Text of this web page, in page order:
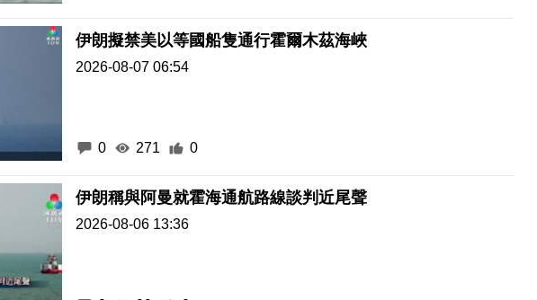
伊朗擬禁美以等國船隻通行霍爾木茲海峽
2026-08-07 06:54
0 271 0
伊朗稱與阿曼就霍海通航路線談判近尾聲
2026-08-06 13:36